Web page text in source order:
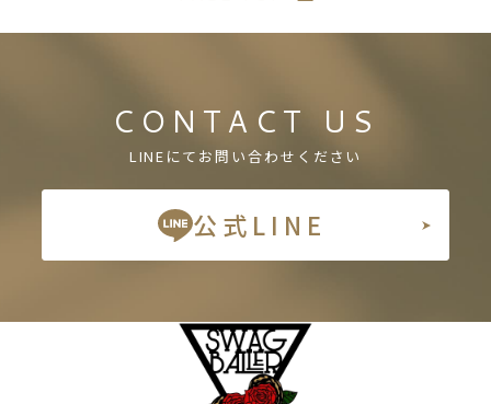
CONTACT US
LINEにてお問い合わせください
公式LINE